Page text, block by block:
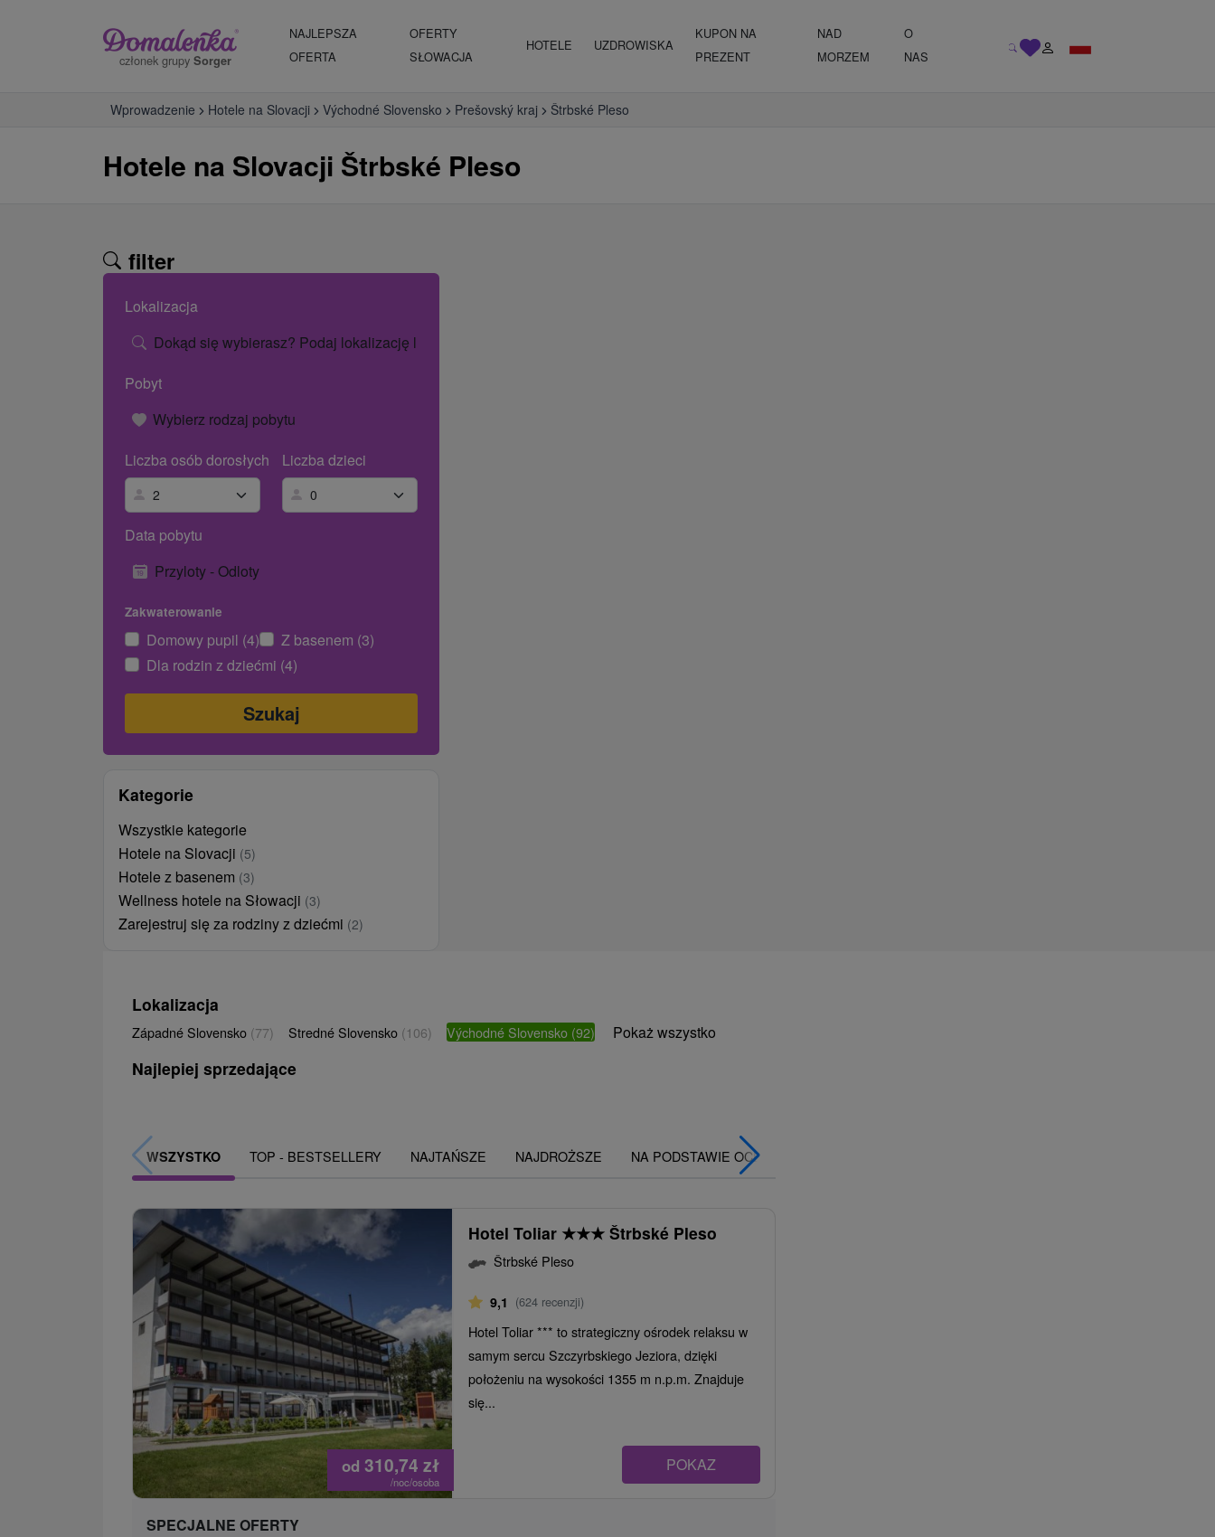
członek grupy Sorger
NAJLEPSZA
OFERTA
OFERTY
SŁOWACJA
HOTELE UZDROWISKA
KUPON NA
PREZENT
NAD
MORZEM
O
NAS
Wprowadzenie Hotele na Slovacji Východné Slovensko Prešovský kraj Štrbské Pleso
Hotele na Slovacji Štrbské Pleso
filter
Lokalizacja
Dokąd się wybierasz? Podaj lokalizację lub nazwę hotelu.
Pobyt
Wybierz rodzaj pobytu
Liczba osób dorosłych
Liczba dzieci
Data pobytu
Przyloty - Odloty
Zakwaterowanie
Domowy pupil (4)
Z basenem (3)
Dla rodzin z dziećmi (4)
Kategorie
Wszystkie kategorie
Hotele na Slovacji (5)
Hotele z basenem (3)
Wellness hotele na Słowacji (3)
Zarejestruj się za rodziny z dziećmi (2)
Lokalizacja
Západné Slovensko (77) Stredné Slovensko (106) Východné Slovensko (92) Pokaż wszystko
Najlepiej sprzedające
WSZYSTKO TOP - BESTSELLERY NAJTAŃSZE NAJDROŻSZE NA PODSTAWIE OCENY
od 310,74 zł
/noc/osoba
Hotel Toliar ★★★ Štrbské Pleso
Štrbské Pleso
9,1 (624 recenzji)
Hotel Toliar *** to strategiczny ośrodek relaksu w
samym sercu Szczyrbskiego Jeziora, dzięki
położeniu na wysokości 1355 m n.p.m. Znajduje
się...
POKAZ
SPECJALNE OFERTY